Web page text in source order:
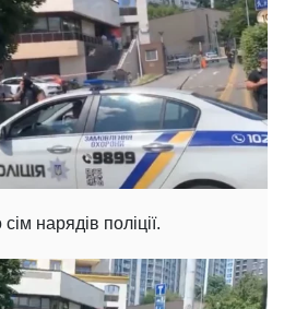
нарядів поліції.